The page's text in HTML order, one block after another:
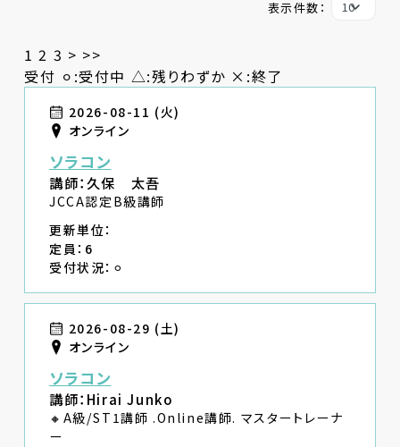
表示件数：
1 2 3 > >>
受付 ⚪︎:受付中 △:残りわずか ×:終了
2026-08-11 (火)
オンライン
ソラコン
講師：久保 太吾
JCCA認定B級講師
更新単位：
定員：6
受付状況：⚪︎
2026-08-29 (土)
オンライン
ソラコン
講師：Hirai Junko
🔸A級/ST1講師 .Online講師. マスタートレーナ
ー